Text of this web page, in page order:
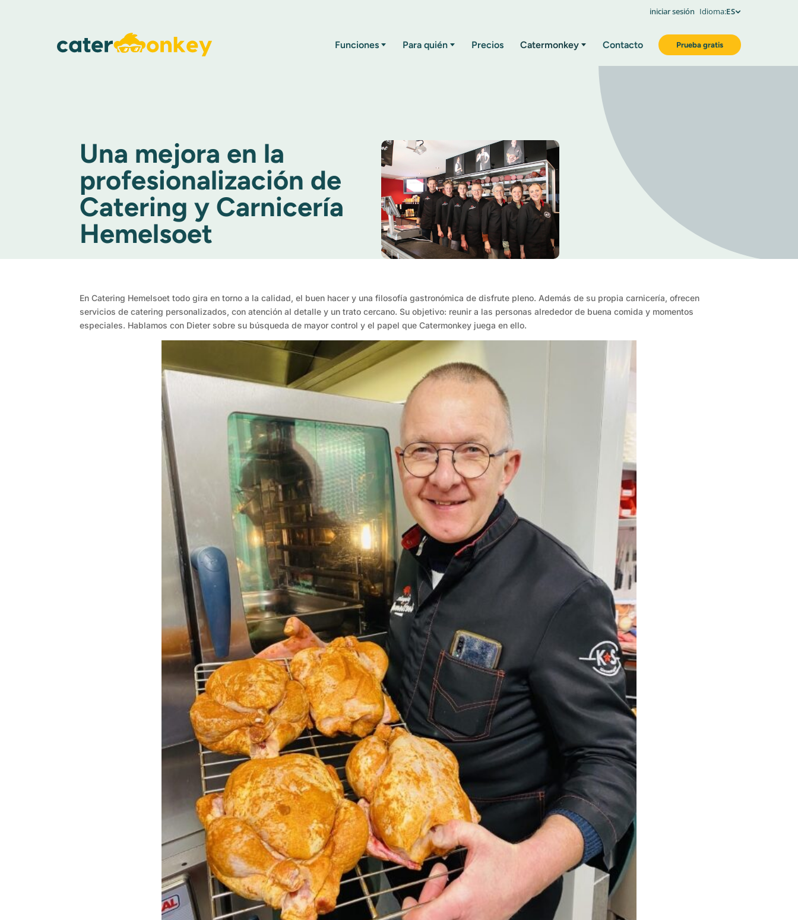
iniciar sesión Idioma:ES
Funciones Para quién Precios Catermonkey Contacto Prueba gratis
Una mejora en la
profesionalización de
Catering y Carnicería
Hemelsoet
En Catering Hemelsoet todo gira en torno a la calidad, el buen hacer y una filosofía gastronómica de disfrute pleno. Además de su propia carnicería, ofrecen
servicios de catering personalizados, con atención al detalle y un trato cercano. Su objetivo: reunir a las personas alrededor de buena comida y momentos
especiales. Hablamos con Dieter sobre su búsqueda de mayor control y el papel que Catermonkey juega en ello.